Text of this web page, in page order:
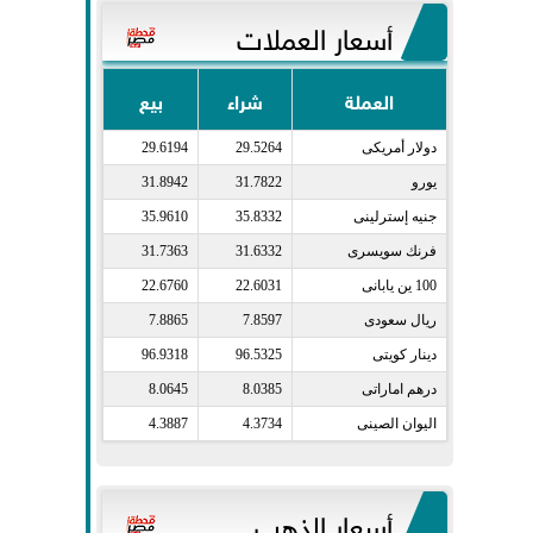
أسعار العملات
العملة شراء بيع
دولار أمريكى​ 29.5264
29.6194
يورو​ 31.7822
31.8942
جنيه إسترلينى​ 35.8332
35.9610
فرنك سويسرى​ 31.6332
31.7363
100 ين يابانى​ 22.6031
22.6760
ريال سعودى​ 7.8597
7.8865
دينار كويتى​ 96.5325
96.9318
درهم اماراتى​ 8.0385
8.0645
اليوان الصينى​ 4.3734
4.3887
أسعار الذهب